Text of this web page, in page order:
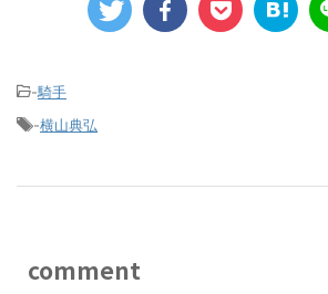
-騎手
-横山典弘
comment